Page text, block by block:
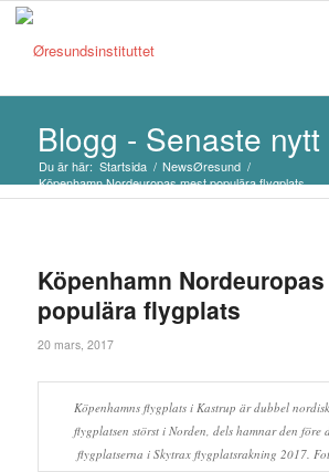
Blogg - Senaste nytt
Du är här: Startsida / NewsØresund /
Köpenhamn Nordeuropas mest populära flygplats
Köpenhamn
populära flygplats
20 mars, 2017
Köpenhamns flygplats i Kastrup är dubbel
flygplatsen störst i Norden, dels hamnar den före
flygplatserna i Skytrax flygplatsrakning 2017.